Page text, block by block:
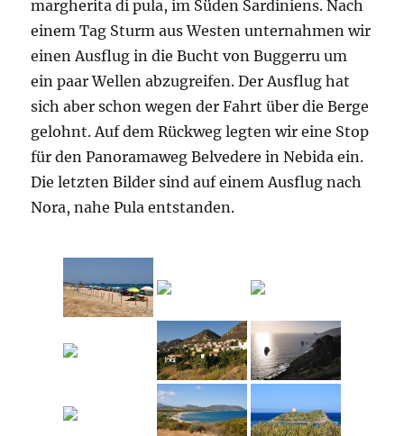
margherita di pula, im Süden Sardiniens. Nach
einem Tag Sturm aus Westen unternahmen wir
einen Ausflug in die Bucht von Buggerru um
ein paar Wellen abzugreifen. Der Ausflug hat
sich aber schon wegen der Fahrt über die Berge
gelohnt. Auf dem Rückweg legten wir eine Stop
für den Panoramaweg Belvedere in Nebida ein.
Die letzten Bilder sind auf einem Ausflug nach
Nora, nahe Pula entstanden.